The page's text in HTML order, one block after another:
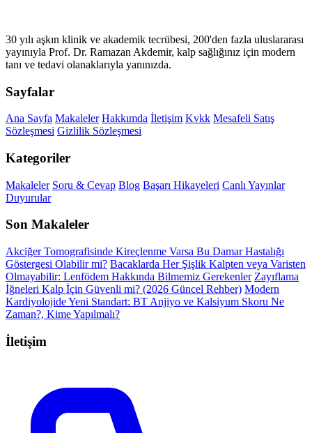
30 yılı aşkın klinik ve akademik tecrübesi, 200'den fazla uluslararası
yayınıyla Prof. Dr. Ramazan Akdemir, kalp sağlığınız için modern
tanı ve tedavi olanaklarıyla yanınızda.
Sayfalar
Ana Sayfa Makaleler Hakkımda İletişim Kvkk Mesafeli Satış
Sözleşmesi Gizlilik Sözleşmesi
Kategoriler
Makaleler Soru & Cevap Blog Başarı Hikayeleri Canlı Yayınlar
Duyurular
Son Makaleler
Akciğer Tomografisinde Kireçlenme Varsa Bu Damar Hastalığı
Göstergesi Olabilir mi? Bacaklarda Her Şişlik Kalpten veya Varisten
Olmayabilir: Lenfödem Hakkında Bilmemiz Gerekenler Zayıflama
İğneleri Kalp İçin Güvenli mi? (2026 Güncel Rehber) Modern
Kardiyolojide Yeni Standart: BT Anjiyo ve Kalsiyum Skoru Ne
Zaman?, Kime Yapılmalı?
İletişim